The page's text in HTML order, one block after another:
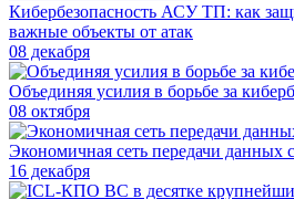
Кибербезопасность АСУ ТП: как
важные объекты от атак
08 декабря
Объединяя усилия в борьбе за
08 октября
Экономичная сеть передачи данных
16 декабря